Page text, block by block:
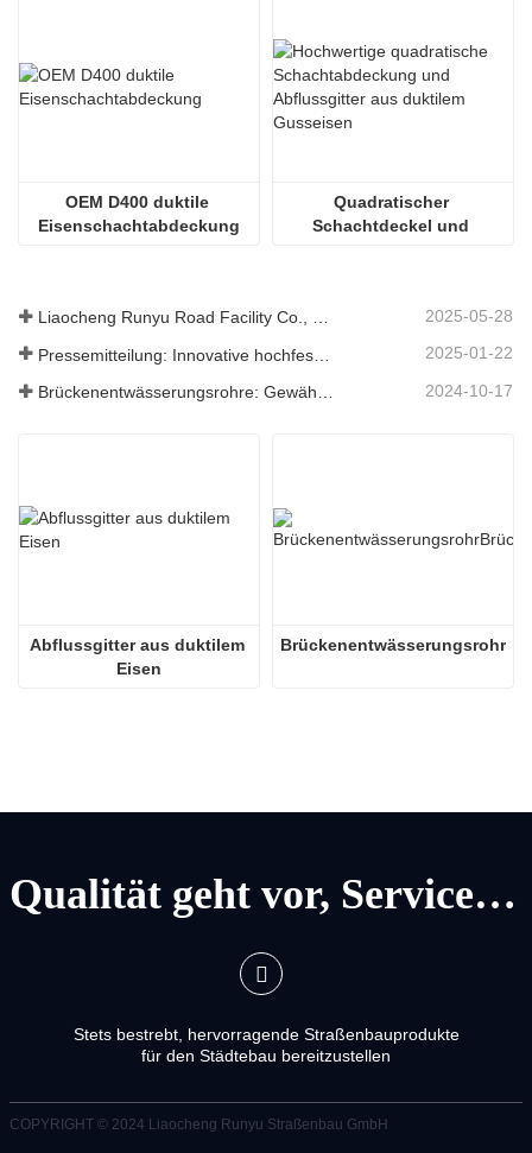
OEM D400 duktile
Eisenschachtabdeckung
Quadratischer
Schachtdeckel und
Liaocheng Runyu Road Facility Co., Ltd.: Ein zuverlässiger Hersteller von Schachtabdeckungen für eine sicherere städtische Infrastruktur 2025-05-28
2025-01-22
2024-10-17
Abflussgitter aus duktilem
Eisen
Brückenentwässerungsrohr
Qualität geht vor, Service geht vor
Stets bestrebt, hervorragende Straßenbauprodukte
für den Städtebau bereitzustellen
COPYRIGHT © 2024 Liaocheng Runyu Straßenbau GmbH